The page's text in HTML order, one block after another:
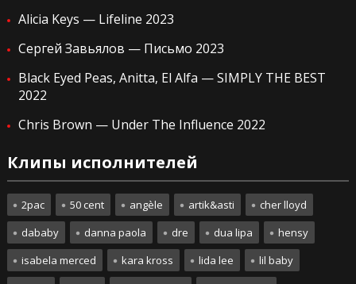
Alicia Keys — Lifeline 2023
Сергей Завьялов — Письмо 2023
Black Eyed Peas, Anitta, El Alfa — SIMPLY THE BEST
2022
Chris Brown — Under The Influence 2022
Клипы исполнителей
2pac 50 cent angèle artik&asti
cher lloyd
dababy
danna paola dre dua lipa
hensy
isabela merced
kara kross lida lee
lil baby